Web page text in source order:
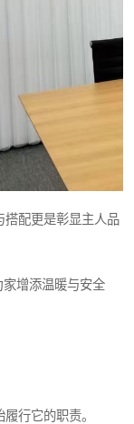
搭配更是彰显主人品
增添温暖与安全
行它的职责。